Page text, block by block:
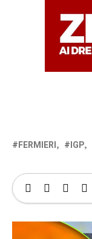
FERMIERI IGP